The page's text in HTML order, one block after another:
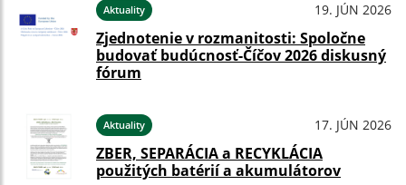
Aktuality 19. JÚN 2026
Zjednotenie v rozmanitosti: Spoločne
budovať budúcnosť-Číčov 2026 diskusný
fórum
Aktuality 17. JÚN 2026
ZBER, SEPARÁCIA a RECYKLÁCIA
použitých batérií a akumulátorov